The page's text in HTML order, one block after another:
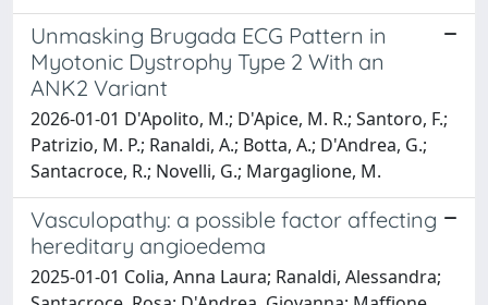
Unmasking Brugada ECG Pattern in
Myotonic Dystrophy Type 2 With an
ANK2 Variant
2026-01-01 D'Apolito, M.; D'Apice, M. R.; Santoro, F.;
Patrizio, M. P.; Ranaldi, A.; Botta, A.; D'Andrea, G.;
Santacroce, R.; Novelli, G.; Margaglione, M.
Vasculopathy: a possible factor affecting
hereditary angioedema
2025-01-01 Colia, Anna Laura; Ranaldi, Alessandra;